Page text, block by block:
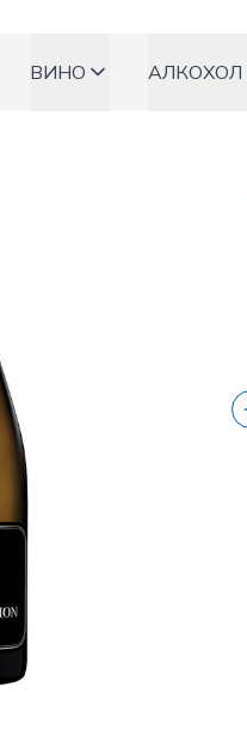
ВИНО АЛКОХОЛ